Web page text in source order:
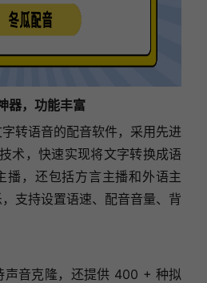
器，功能丰富
转语音的配音软件，采用先进
术，快速实现将文字转换成语
播，还包括方言主播和外语主
支持设置语速、配音音量、背
声音克隆，还提供 400 + 种拟